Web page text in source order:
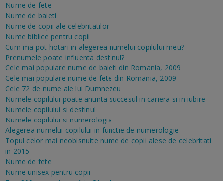
Nume de fete
Nume de baieti
Nume de copii ale celebritatilor
Nume biblice pentru copii
Cum ma pot hotari in alegerea numelui copilului meu?
Prenumele poate influenta destinul?
Cele mai populare nume de baieti din Romania, 2009
Cele mai populare nume de fete din Romania, 2009
Cele 72 de nume ale lui Dumnezeu
Numele copilului poate anunta succesul in cariera si in iubire
Numele copilului si destinul
Numele copilului si numerologia
Alegerea numelui copilului in functie de numerologie
Topul celor mai neobisnuite nume de copii alese de celebritati
in 2015
Nume de fete
Nume unisex pentru copii